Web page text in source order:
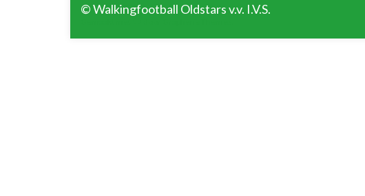
© Walkingfootball Oldstars v.v. I.V.S.